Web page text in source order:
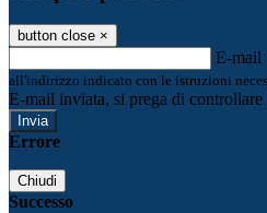
button close ×
E-mail
all'indirizzo indicato con le istruzioni
E-mail inviata, si prega di controllare
Errore
Chiudi
Successo